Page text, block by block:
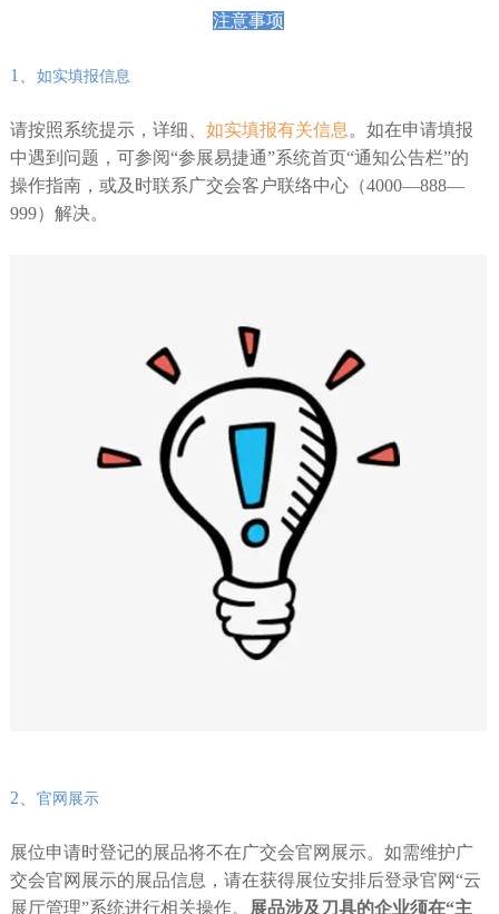
注意事项
1、 如实填报信息
请按照系统提示，详细、 如实填报有关信息 。如在申请填报
中遇到问题，可参阅“参展易捷通”系统首页“通知公告栏”的
操作指南，或及时联系广交会客户联络中心（4000—888—
999）解决。
2、 官网展示
展位申请时登记的展品将不在广交会官网展示。如需维护广
交会官网展示的展品信息，请在获得展位安排后登录官网“云
展厅管理”系统进行相关操作。
展品涉及刀具的企业须在“主